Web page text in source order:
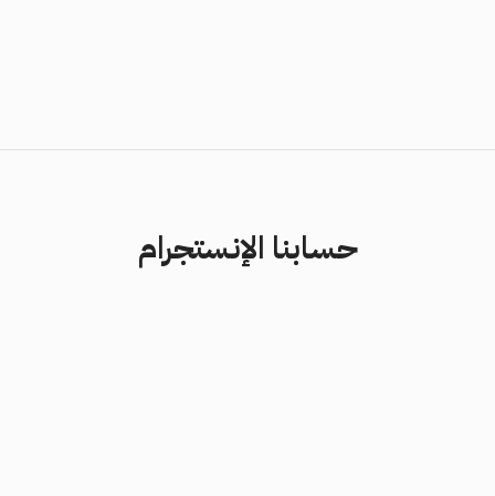
حسابنا الإنستجرام